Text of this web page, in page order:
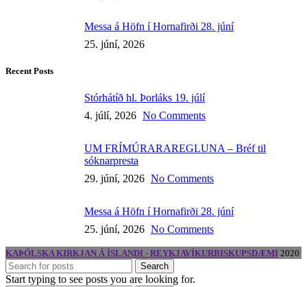
Messa á Höfn í Hornafirði 28. júní
25. júní, 2026
Recent Posts
Stórhátíð hl. Þorláks 19. júlí
4. júlí, 2026 No Comments
UM FRÍMÚRARAREGLUNA – Bréf til
sóknarpresta
29. júní, 2026 No Comments
Messa á Höfn í Hornafirði 28. júní
25. júní, 2026 No Comments
KAÞÓLSKA KIRKJAN Á ÍSLANDI - REYKJAVÍKURBISKUPSDÆMI 2020
Search
Start typing to see posts you are looking for.